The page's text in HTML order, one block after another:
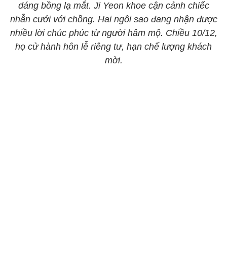
dáng bồng lạ mắt. Ji Yeon khoe cận cảnh chiếc
nhẫn cưới với chồng. Hai ngôi sao đang nhận được
nhiều lời chúc phúc từ người hâm mộ. Chiều 10/12,
họ cử hành hôn lễ riêng tư, hạn chế lượng khách
mời.